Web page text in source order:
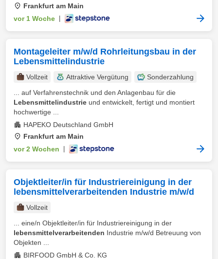
Frankfurt am Main
vor 1 Woche
Montageleiter m/w/d Rohrleitungsbau in der
Lebensmittelindustrie
Vollzeit Attraktive Vergütung
Sonderzahlung
... auf Verfahrenstechnik und den Anlagenbau für die
Lebensmittelindustrie und entwickelt, fertigt und montiert
hochwertige ...
HAPEKO Deutschland GmbH
Frankfurt am Main
vor 2 Wochen
Objektleiter/in für Industriereinigung in der
lebensmittelverarbeitenden Industrie m/w/d
Vollzeit
... eine/n Objektleiter/in für Industriereinigung in der
lebensmittelverarbeitenden Industrie m/w/d Betreuung von
Objekten ...
BIRFOOD GmbH & Co. KG